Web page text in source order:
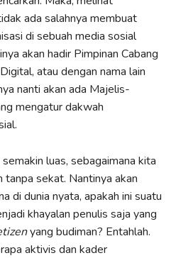
ada salahnya membuat
di sebuah media sosial
akan hadir Pimpinan Cabang
atau dengan nama lain
nanti akan ada Majelis-
mengatur dakwah
luas, sebagaimana kita
tanpa sekat. Nantinya akan
di dunia nyata, apakah ini suatu
khayalan penulis saja yang
yang budiman? Entahlah.
aktivis dan kader